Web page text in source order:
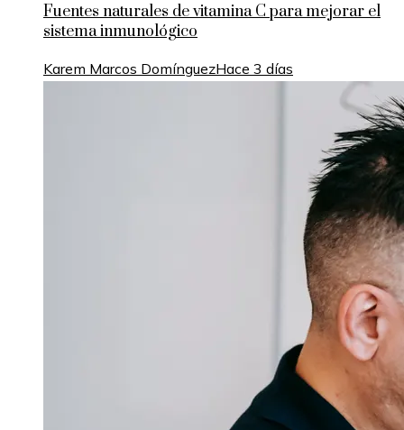
Fuentes naturales de vitamina C para mejorar el
sistema inmunológico
Karem Marcos DomínguezHace 3 días